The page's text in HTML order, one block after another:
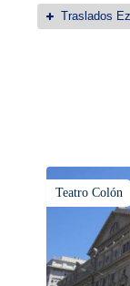
Traslados
Teatro Colón